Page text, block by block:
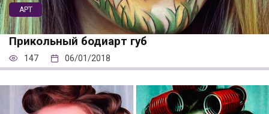
АРТ
Прикольный бодиарт губ
147 06/01/2018